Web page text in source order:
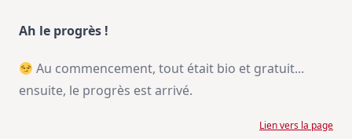
Ah le progrès !
Au commencement, tout était bio et gratuit...
ensuite, le progrès est arrivé.
Lien vers la page